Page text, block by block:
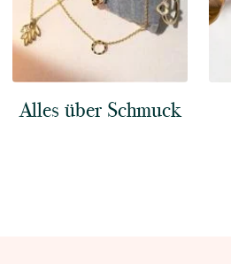
Alles über Schmuck